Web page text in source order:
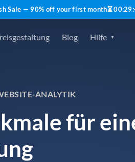
Sale — 90% off your first month⏳00:29:
Blog Hilfe
ANALYTIK
für